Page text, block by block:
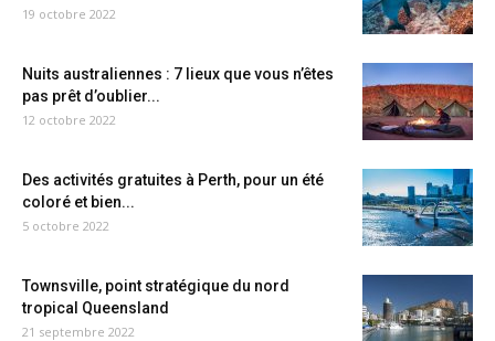
19 octobre 2022
Nuits australiennes : 7 lieux que vous n’êtes
pas prêt d’oublier...
12 octobre 2022
Des activités gratuites à Perth, pour un été
coloré et bien...
5 octobre 2022
Townsville, point stratégique du nord
tropical Queensland
21 septembre 2022